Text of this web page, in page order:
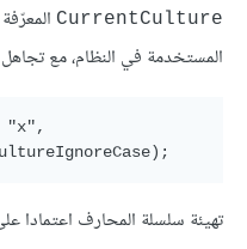
CurrentCulture
المستخدمة في النظام، مع
"x",
تهيئة سلسلة المحارف اعتمادا